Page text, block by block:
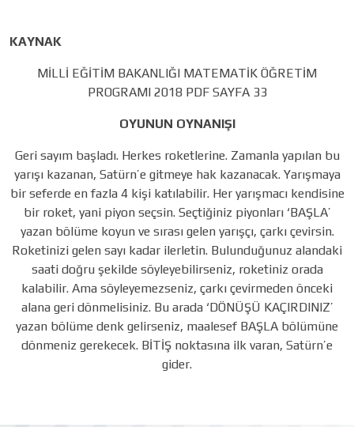
KAYNAK
MİLLİ EĞİTİM BAKANLIĞI MATEMATİK ÖĞRETİM
PROGRAMI 2018 PDF SAYFA 33
OYUNUN OYNANIŞI
Geri sayım başladı. Herkes roketlerine. Zamanla yapılan bu
yarışı kazanan, Satürn’e gitmeye hak kazanacak. Yarışmaya
bir seferde en fazla 4 kişi katılabilir. Her yarışmacı kendisine
bir roket, yani piyon seçsin. Seçtiğiniz piyonları ‘BAŞLA’
yazan bölüme koyun ve sırası gelen yarışçı, çarkı çevirsin.
Roketinizi gelen sayı kadar ilerletin. Bulunduğunuz alandaki
saati doğru şekilde söyleyebilirseniz, roketiniz orada
kalabilir. Ama söyleyemezseniz, çarkı çevirmeden önceki
alana geri dönmelisiniz. Bu arada ‘DÖNÜŞÜ KAÇIRDINIZ’
yazan bölüme denk gelirseniz, maalesef BAŞLA bölümüne
dönmeniz gerekecek. BİTİŞ noktasına ilk varan, Satürn’e
gider.